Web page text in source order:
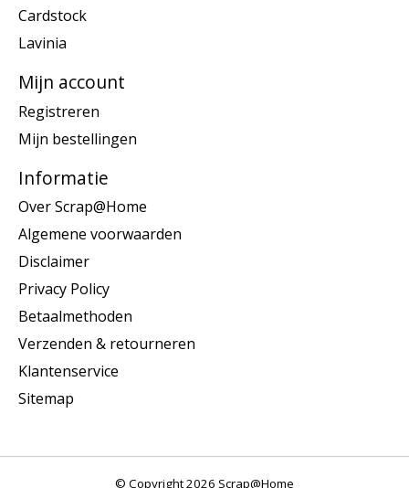
Cardstock
Lavinia
Mijn account
Registreren
Mijn bestellingen
Informatie
Over Scrap@Home
Algemene voorwaarden
Disclaimer
Privacy Policy
Betaalmethoden
Verzenden & retourneren
Klantenservice
Sitemap
© Copyright 2026 Scrap@Home